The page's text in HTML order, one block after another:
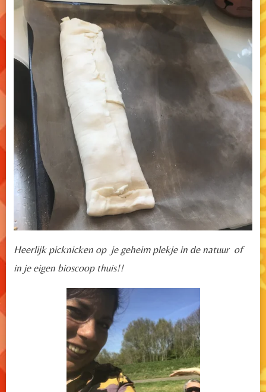
Heerlijk picknicken op je geheim plekje in de natuur of
in je eigen bioscoop thuis!!